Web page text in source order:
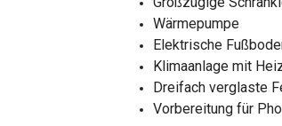
Wärmepumpe
Elektrische
Klimaanlage mit
Dreifach verglaste
Vorbereitung für